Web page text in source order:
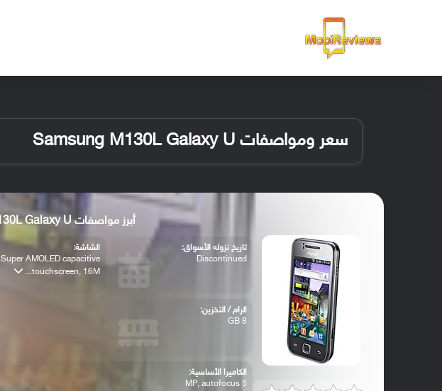
سعر ومواصفات Samsung M130L Galaxy U
أبرز مواصفات Samsung M130L Galaxy U
تاريخ نزوله الأسواق:
Discontinued
الشاشة:
Super AMOLED capacitive
touchscreen, 16M...
الرام / التخزين:
8 GB
الكاميرا الأساسية:
5 MP, autofocus